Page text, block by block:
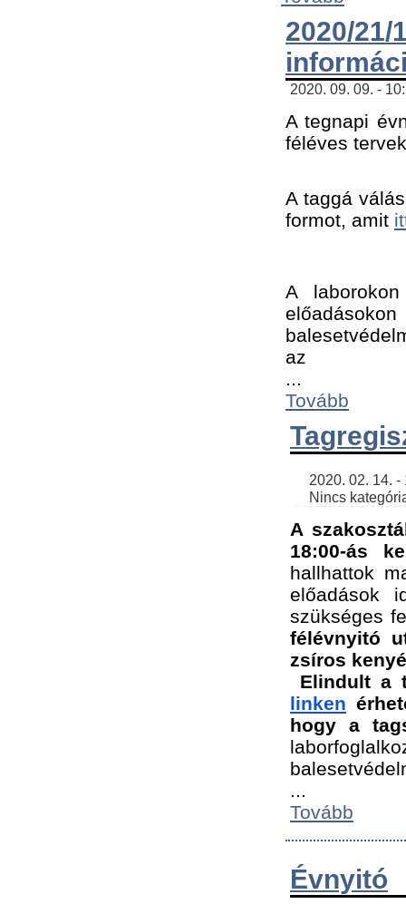
2020/
2020. 09. 09. -
A tegnapi
féléves
A taggá
formot, amit
A
az ﻿
Tovább
Nincs
A
18:00-ás
hallhattok
előadások
szükséges
félévnyitó
zsíros
Elindult a
linken
hogy a
Tovább
Évnyitó